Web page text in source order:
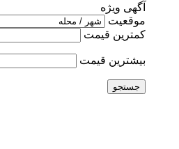
آگهی ویژه
موقعیت
کمترین قیمت
بیشترین قیمت
جستجو